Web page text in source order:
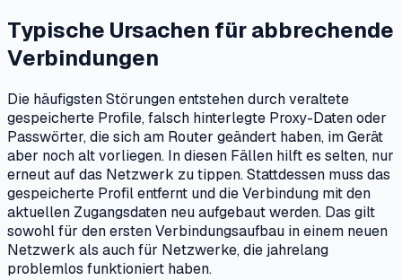
Typische Ursachen für abbrechende
Verbindungen
Die häufigsten Störungen entstehen durch veraltete
gespeicherte Profile, falsch hinterlegte Proxy-Daten oder
Passwörter, die sich am Router geändert haben, im Gerät
aber noch alt vorliegen. In diesen Fällen hilft es selten, nur
erneut auf das Netzwerk zu tippen. Stattdessen muss das
gespeicherte Profil entfernt und die Verbindung mit den
aktuellen Zugangsdaten neu aufgebaut werden. Das gilt
sowohl für den ersten Verbindungsaufbau in einem neuen
Netzwerk als auch für Netzwerke, die jahrelang
problemlos funktioniert haben.